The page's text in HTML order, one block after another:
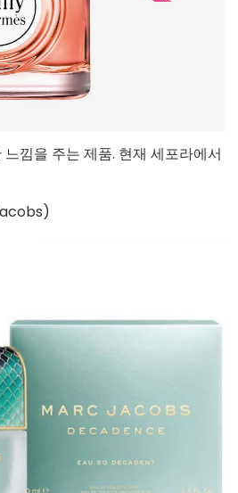
낌을 주는 제품. 현재 세포라에서